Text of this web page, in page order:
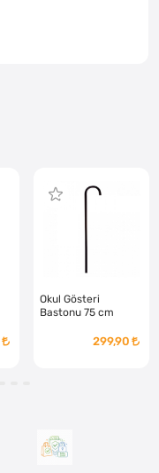
Okul Gösteri
Bastonu 75 cm
299,90